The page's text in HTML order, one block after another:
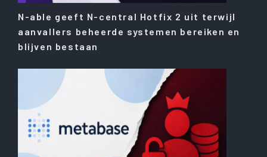
N-able geeft N-central Hotfix 2 uit terwijl
aanvallers beheerde systemen bereiken en
blijven bestaan